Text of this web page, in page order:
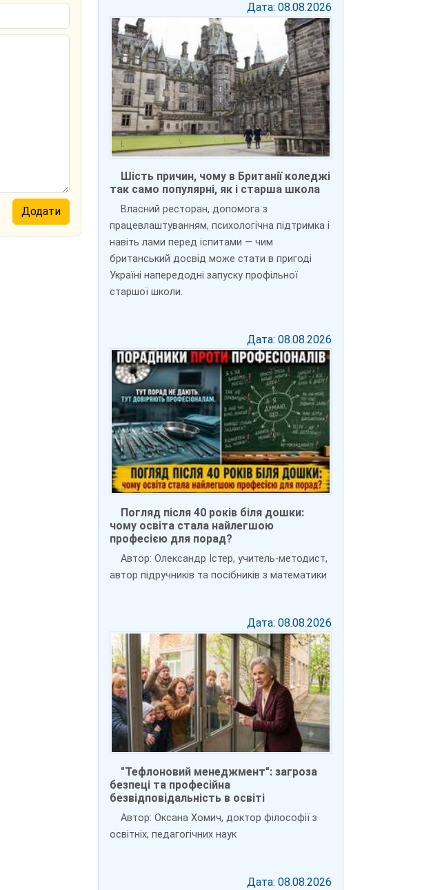
Дата: 08.08.2026
Шість причин, чому в Британії коледжі
так само популярні, як і старша школа
Власний ресторан, допомога з
працевлаштуванням, психологічна підтримка і
навіть лами перед іспитами — чим
британський досвід може стати в пригоді
Україні напередодні запуску профільної
старшої школи.
Дата: 08.08.2026
Погляд після 40 років біля дошки:
чому освіта стала найлегшою
професією для порад?
Автор: Олександр Істер, учитель-методист,
автор підручників та посібників з математики
Дата: 08.08.2026
"Тефлоновий менеджмент": загроза
безпеці та професійна
безвідповідальність в освіті
Автор: Оксана Хомич, доктор філософії з
освітніх, педагогічних наук
Дата: 08.08.2026